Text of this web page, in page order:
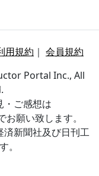
用規約 ｜ 会員規約
Portal Inc., All
・ご感想は
お願い致します。
済新聞社及び日刊工
。